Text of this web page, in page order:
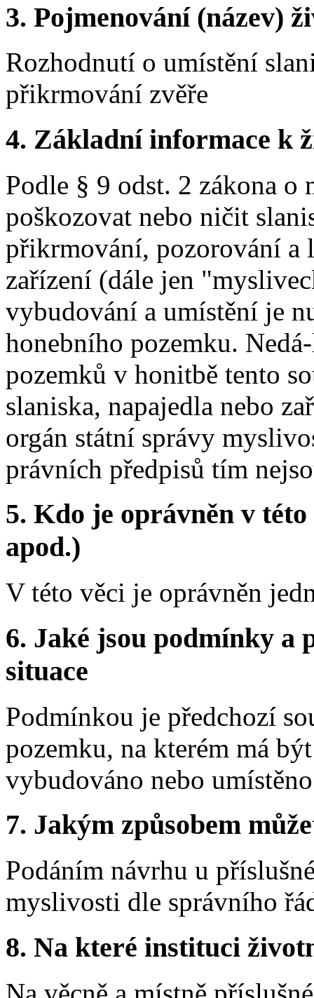
3. Pojmenování (název)
Rozhodnutí o umístění
přikrmování zvěře
4. Základní informace k
Podle § 9 odst. 2 zákona o
poškozovat nebo ničit
přikrmování, pozorování a
zařízení (dále jen
vybudování a umístění je
honebního pozemku.
pozemků v honitbě tento
slaniska, napajedla nebo
orgán státní správy
právních předpisů tím
5. Kdo je oprávněn v
apod.)
V této věci je oprávněn
6. Jaké jsou podmínky a
situace
Podmínkou je předchozí
pozemku, na kterém má
vybudováno nebo
7. Jakým způsobem
Podáním návrhu u
myslivosti dle správního
8. Na které instituci